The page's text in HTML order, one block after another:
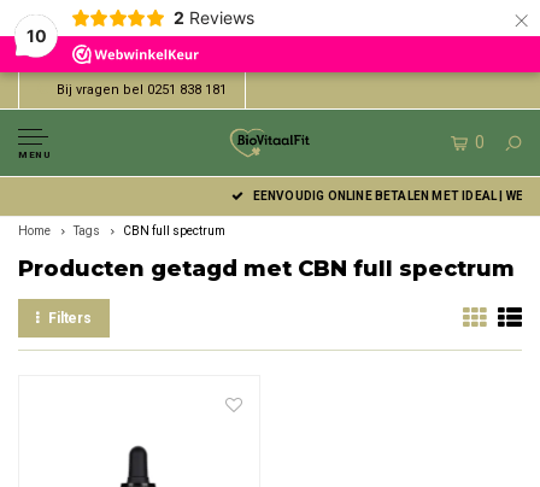
10
2 Reviews ×
Bij vragen bel 0251 838 181
MENU
0
EENVOUDIG ONLINE BETALEN MET IDEAL | WERO
Home Tags CBN full spectrum
Producten getagd met CBN full spectrum
Filters